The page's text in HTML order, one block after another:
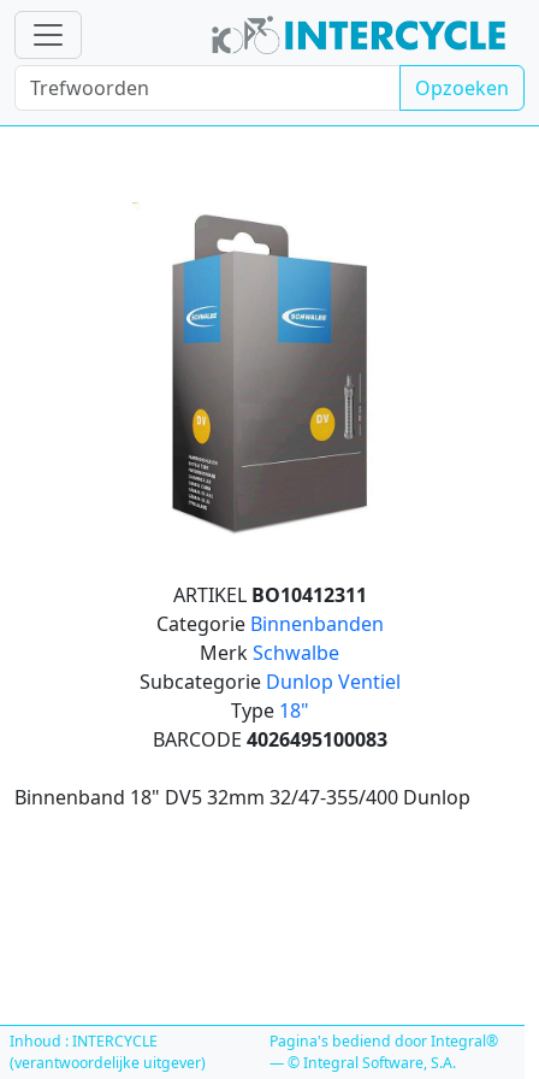
Opzoeken
ARTIKEL BO10412311
Categorie Binnenbanden
MerkSchwalbe
Subcategorie Dunlop Ventiel
Type 18"
BARCODE 4026495100083
Binnenband 18" DV5 32mm 32/47-355/400 Dunlop
Inhoud : INTERCYCLE
(verantwoordelijke uitgever)
Pagina's bediend door Integral®
— © Integral Software, S.A.